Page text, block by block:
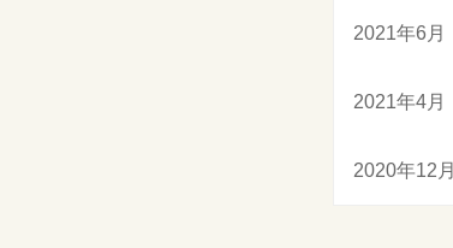
2021年6月
2021年4月
2020年12月